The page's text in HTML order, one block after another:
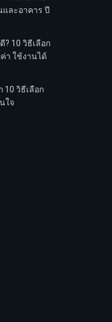
และอาคาร ปี
10 วิธีเลือก
า ใช้งานได้
วิธีเลือก
ใจ